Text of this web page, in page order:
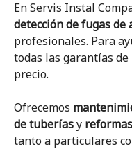
En Servis Instal
detección de fugas de
profesionales. Para
todas las garantías
precio.
Ofrecemos
de tuberíasy
tanto a particulares